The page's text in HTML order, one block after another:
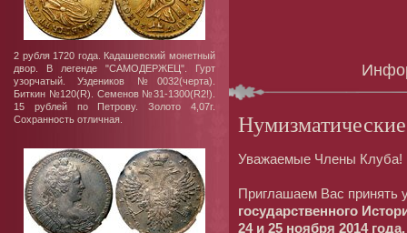
2 рубля 1720 года. Кадашевский монетный
двор. В легенде "САМОДЕРЖЕЦ". Гурт
узорчатый. Уздеников №0032(черта).
Биткин №120(R). Семенов №31-1300(R2!).
15 рублей по Петрову. Золото 4,07г.
Сохранность отличная.
Уважаемые Члены Клуба!
Приглашаем Вас принять
государственного
24 и 25 ноября 2014 года.